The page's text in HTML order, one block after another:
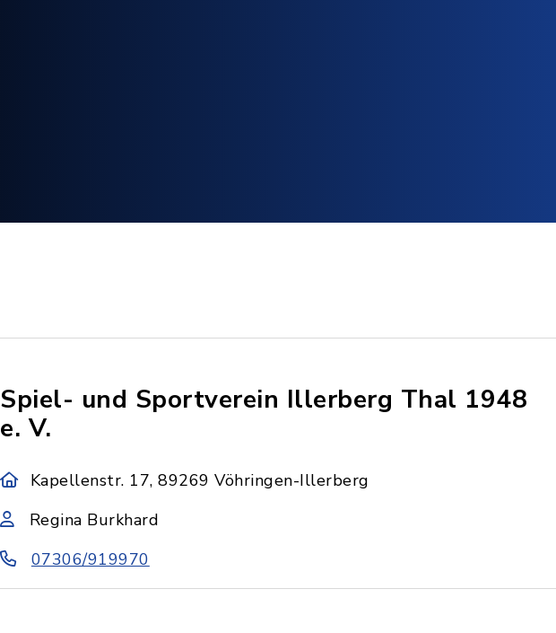
Spiel- und Sportverein Illerberg Thal 1948
e. V.
Kapellenstr. 17, 89269 Vöhringen-Illerberg
Regina Burkhard
07306/919970